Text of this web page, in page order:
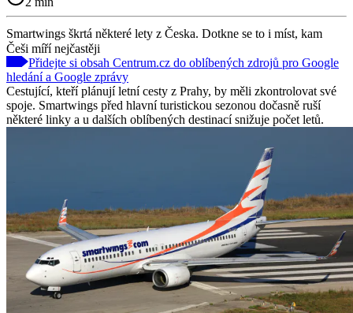
Smartwings škrtá některé lety z Česka. Dotkne se to i míst, kam
Češi míří nejčastěji
Přidejte si obsah Centrum.cz do oblíbených zdrojů pro Google
hledání a Google zprávy
Cestující, kteří plánují letní cesty z Prahy, by měli zkontrolovat své
spoje. Smartwings před hlavní turistickou sezonou dočasně ruší
některé linky a u dalších oblíbených destinací snižuje počet letů.